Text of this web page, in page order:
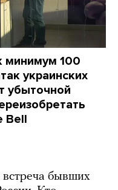
минимум 100
украинских
убыточной
Bell
бывших